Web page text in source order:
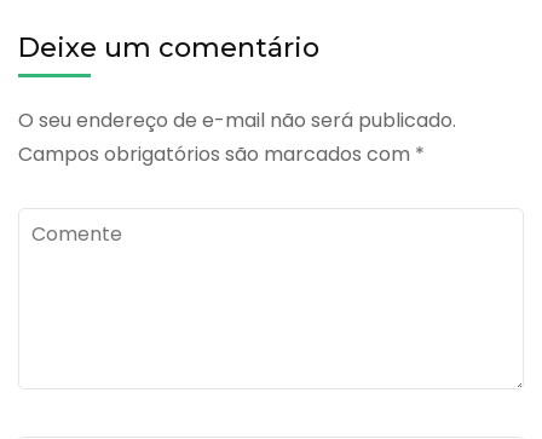
Deixe um comentário
O seu endereço de e-mail não será publicado.
Campos obrigatórios são marcados com *
Comente